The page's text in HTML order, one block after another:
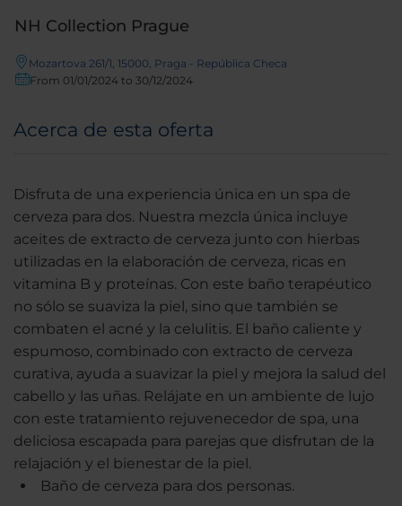
NH Collection Prague
Mozartova 261/1, 15000, Praga - República Checa
From 01/01/2024 to 30/12/2024
Acerca de esta oferta
Disfruta de una experiencia única en un spa de
cerveza para dos. Nuestra mezcla única incluye
aceites de extracto de cerveza junto con hierbas
utilizadas en la elaboración de cerveza, ricas en
vitamina B y proteínas. Con este baño terapéutico
no sólo se suaviza la piel, sino que también se
combaten el acné y la celulitis. El baño caliente y
espumoso, combinado con extracto de cerveza
curativa, ayuda a suavizar la piel y mejora la salud del
cabello y las uñas. Relájate en un ambiente de lujo
con este tratamiento rejuvenecedor de spa, una
deliciosa escapada para parejas que disfrutan de la
relajación y el bienestar de la piel.
Baño de cerveza para dos personas.